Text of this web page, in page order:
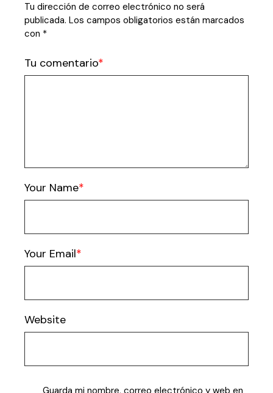
Tu dirección de correo electrónico no será
publicada. Los campos obligatorios están marcados
con *
Tu comentario
Your Name
Your Email
Website
Guarda mi nombre, correo electrónico y web en